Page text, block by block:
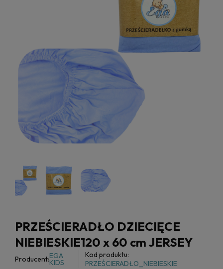
PRZEŚCIERADŁO DZIECIĘCE
NIEBIESKIE120 x 60 cm JERSEY
Producent:EGA
KIDS
Kod produktu:
PRZEŚCIERADŁO_NIEBIESKIE